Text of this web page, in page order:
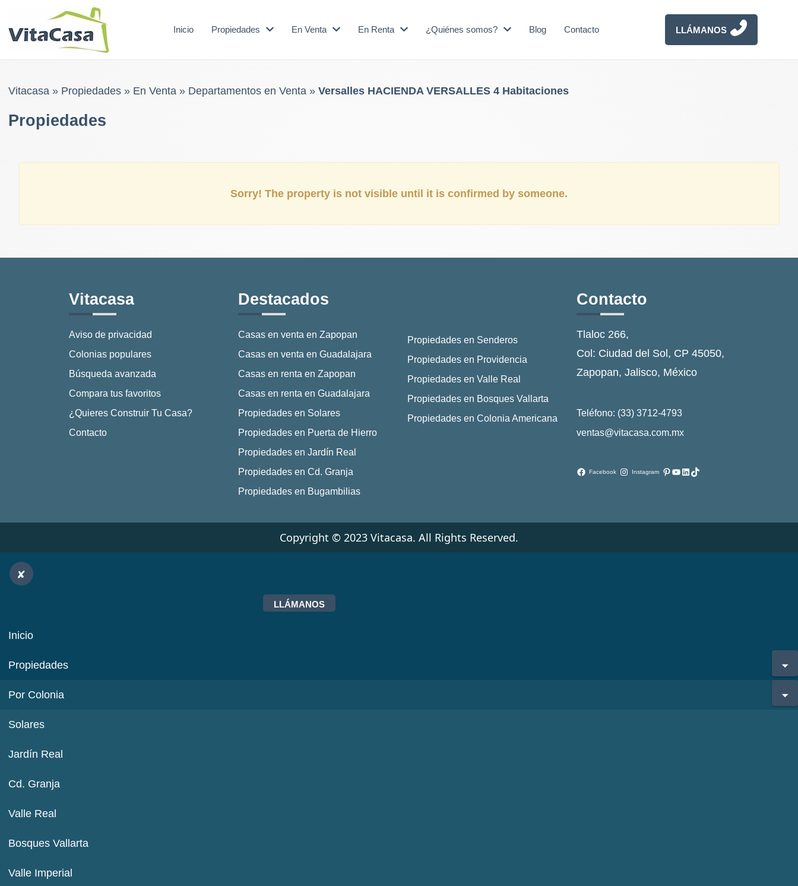
Inicio Propiedades En Venta En Renta ¿Quiénes somos? Blog Contacto LLÁMANOS
Vitacasa» Propiedades» En Venta» Departamentos en Venta» Versalles HACIENDA VERSALLES 4 Habitaciones
Propiedades
Sorry! The property is not visible until it is confirmed by someone.
Vitacasa
Aviso de privacidad
Colonias populares
Búsqueda avanzada
Compara tus favoritos
¿Quieres Construir Tu Casa?
Contacto
Destacados
Casas en venta en Zapopan
Casas en venta en Guadalajara
Casas en renta en Zapopan
Casas en renta en Guadalajara
Propiedades en Solares
Propiedades en Puerta de Hierro
Propiedades en Jardín Real
Propiedades en Cd. Granja
Propiedades en Bugambilias
Propiedades en Senderos
Propiedades en Providencia
Propiedades en Valle Real
Propiedades en Bosques Vallarta
Propiedades en Colonia Americana
Contacto
Tlaloc 266,
Col: Ciudad del Sol, CP 45050,
Zapopan, Jalisco, México
Teléfono: (33) 3712-4793
ventas@vitacasa.com.mx
Facebook Instagram Pinterest
YouTube
LinkedIn
TikTok
Copyright © 2023 Vitacasa. All Rights Reserved.
LLÁMANOS
Inicio
Propiedades
Por Colonia
Solares
Jardín Real
Cd. Granja
Valle Real
Bosques Vallarta
Valle Imperial